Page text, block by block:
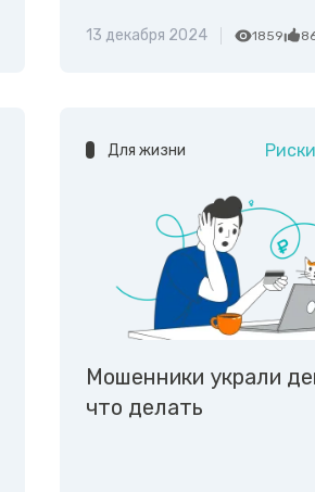
13 декабря 2024 1859
Для жизни
Мошенники украли
что делать